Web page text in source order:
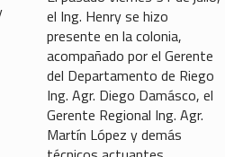
el Ing. Henry se hizo
presente en la colonia,
acompañado por el Gerente
del Departamento de Riego
Ing. Agr. Diego Damásco, el
Gerente Regional Ing. Agr.
Martín López y demás